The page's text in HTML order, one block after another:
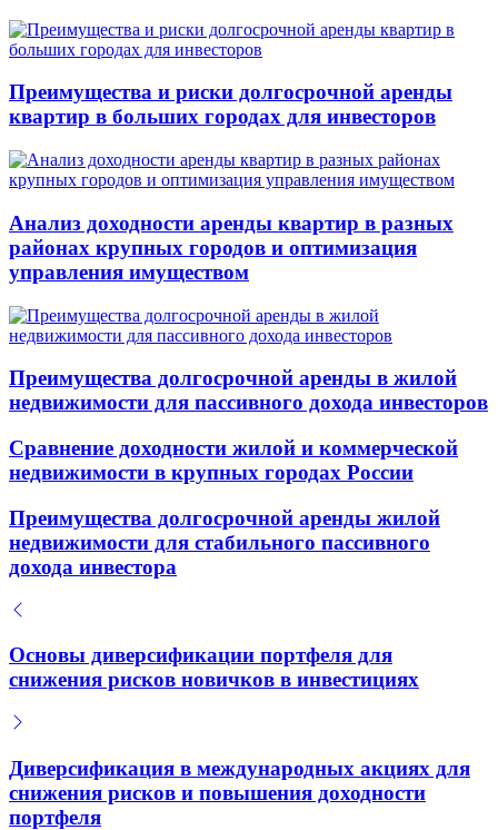
Преимущества и риски долгосрочной аренды
квартир в больших городах для инвесторов
Анализ доходности аренды квартир в разных
районах крупных городов и оптимизация
управления имуществом
Преимущества долгосрочной аренды в жилой
недвижимости для пассивного дохода инвесторов
Сравнение доходности жилой и коммерческой
недвижимости в крупных городах России
Преимущества долгосрочной аренды жилой
недвижимости для стабильного пассивного
дохода инвестора
Основы диверсификации портфеля для
снижения рисков новичков в инвестициях
Диверсификация в международных акциях для
снижения рисков и повышения доходности
портфеля